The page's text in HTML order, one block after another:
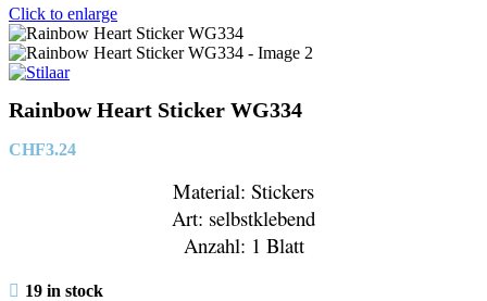
Click to enlarge
Rainbow Heart Sticker WG334
CHF3.24
Material: Stickers
Art: selbstklebend
Anzahl: 1 Blatt
19 in stock